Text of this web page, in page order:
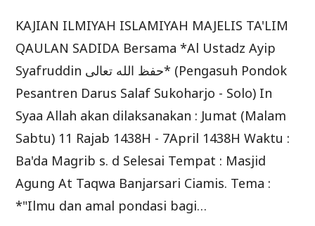
KAJIAN ILMIYAH ISLAMIYAH MAJELIS TA'LIM
QAULAN SADIDA Bersama *Al Ustadz Ayip
Syafruddin حفظ الله تعالى* (Pengasuh Pondok
Pesantren Darus Salaf Sukoharjo - Solo) In
Syaa Allah akan dilaksanakan : Jumat (Malam
Sabtu) 11 Rajab 1438H - 7April 1438H Waktu :
Ba'da Magrib s. d Selesai Tempat : Masjid
Agung At Taqwa Banjarsari Ciamis. Tema :
*"Ilmu dan amal pondasi bagi…